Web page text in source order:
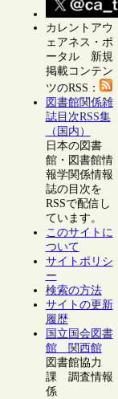
カレントアウ
ェアネス・ポ
ータル 新規
掲載コンテン
ツのRSS：
図書館関係雑
誌目次RSS集
（国内）
日本の図書
館・図書館情
報学関係情報
誌の目次を
RSSで配信し
ています。
このサイトに
ついて
サイトポリシ
ー
検索の方法
サイトの更新
履歴
国立国会図書
館 関西館
図書館協力
課 調査情報
係